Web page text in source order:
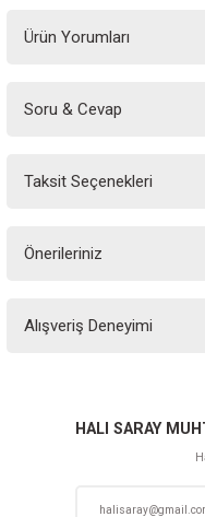
Ürün Yorumları
Soru & Cevap
Taksit Seçenekleri
Önerileriniz
yetersiz gördüğünüz noktaları
Ürün resmi kalitesiz,
Ürün açıklamasında eksik
Alışveriş Deneyimi
HALI SARAY